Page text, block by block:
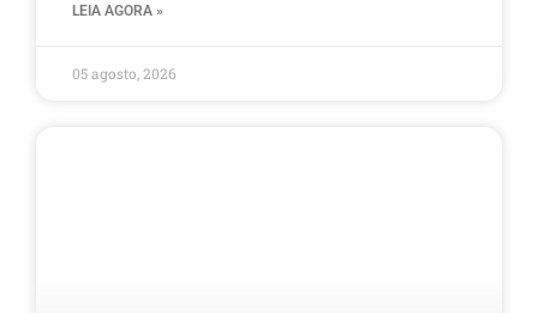
LEIA AGORA »
05 agosto, 2026